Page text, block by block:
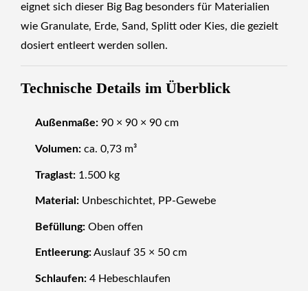
eignet sich dieser Big Bag besonders für Materialien
wie Granulate, Erde, Sand, Splitt oder Kies, die gezielt
dosiert entleert werden sollen.
Technische Details im Überblick
Außenmaße:90 × 90 × 90 cm
Volumen:ca. 0,73 m³
Traglast:1.500 kg
Material:Unbeschichtet, PP-Gewebe
Befüllung:Oben offen
Entleerung:Auslauf 35 × 50 cm
Schlaufen:4 Hebeschlaufen